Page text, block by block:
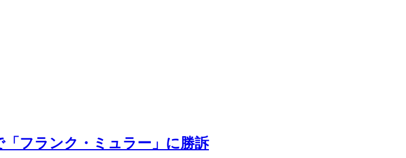
フランク・ミュラー」に勝訴